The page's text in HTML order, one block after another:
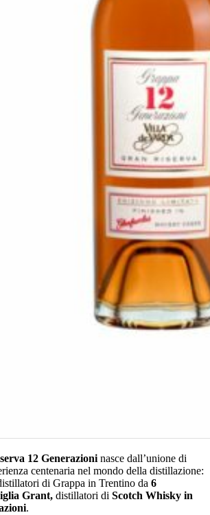
12 Generazioni nasce dall’unione di
centenaria nel mondo della distillazione:
di Grappa in Trentino da 6
Grant, distillatori di Scotch Whisky in
.